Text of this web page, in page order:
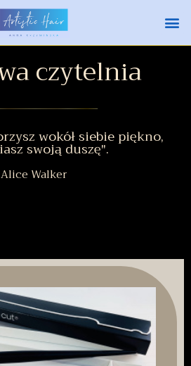
czytelnia
wokół siebie piękno,
swoją duszę".
Alice Walker